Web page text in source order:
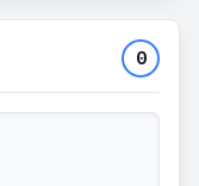
0